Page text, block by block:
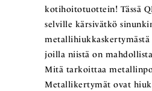
kotihoitotuottein! Tässä
selville kärsivätkö
joilla niistä on
Mitä tarkoittaa
Metallikertymät ovat